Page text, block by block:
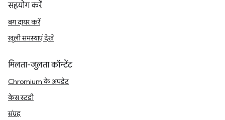
सहयोग करें
बग दायर करें
खुली समस्याएं देखें
मिलता-जुलता कॉन्टेंट
Chromium के अपडेट
केस स्टडी
संग्रह